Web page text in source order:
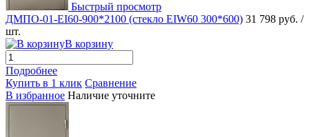
Быстрый просмотр
ДМПО-01-EI60-900*2100 (стекло EIW60 300*600) 31 798 руб. /
шт.
В корзину
Подробнее
Купить в 1 клик Сравнение
В избранное Наличие уточните